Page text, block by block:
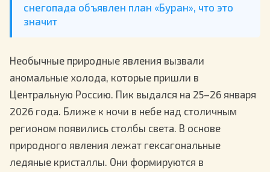
снегопада объявлен план «Буран», что это
значит
Необычные природные явления вызвали
аномальные холода, которые пришли в
Центральную Россию. Пик выдался на 25–26 января
2026 года. Ближе к ночи в небе над столичным
регионом появились столбы света. В основе
природного явления лежат гексагональные
ледяные кристаллы. Они формируются в